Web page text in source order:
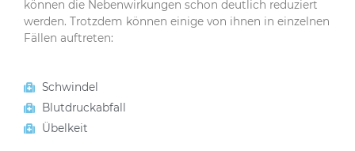
können die Nebenwirkungen schon deutlich reduziert
werden. Trotzdem können einige von ihnen in einzelnen
Fällen auftreten:
Schwindel
Blutdruckabfall
Übelkeit